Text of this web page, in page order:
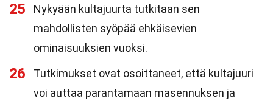
25
Nykyään kultajuurta tutkitaan sen
mahdollisten syöpää ehkäisevien
ominaisuuksien vuoksi.
26
Tutkimukset ovat osoittaneet, että kultajuuri
voi auttaa parantamaan masennuksen ja